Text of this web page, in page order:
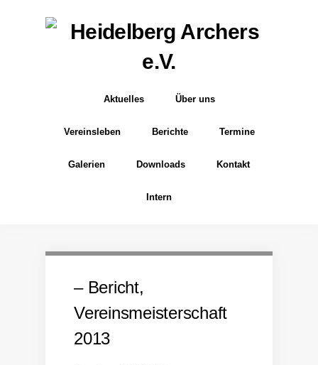
Aktuelles Über uns
Vereinsleben Berichte Termine
Galerien Downloads Kontakt
Intern
– Bericht,
Vereinsmeisterschaft
2013